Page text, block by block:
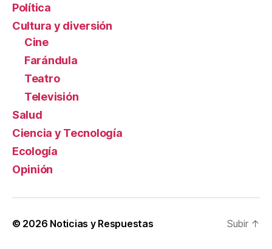
Política
Cultura y diversión
Cine
Farándula
Teatro
Televisión
Salud
Ciencia y Tecnología
Ecología
Opinión
© 2026 Noticias y Respuestas Subir ↑